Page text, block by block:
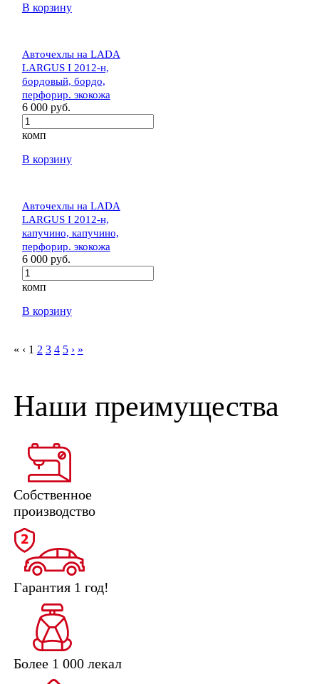
В корзину
Авточехлы на LADA
LARGUS I 2012-н,
бордовый, бордо,
перфорир. экокожа
6 000 руб.
комп
В корзину
Авточехлы на LADA
LARGUS I 2012-н,
капучино, капучино,
перфорир. экокожа
6 000 руб.
комп
В корзину
« ‹ 1 2 3 4 5 › »
Наши преимущества
Собственное
производство
Гарантия 1 год!
Более 1 000 лекал